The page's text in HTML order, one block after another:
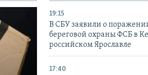
19:15
В СБУ заявили о
береговой охраны ФСБ в
российском Ярославле
17:40